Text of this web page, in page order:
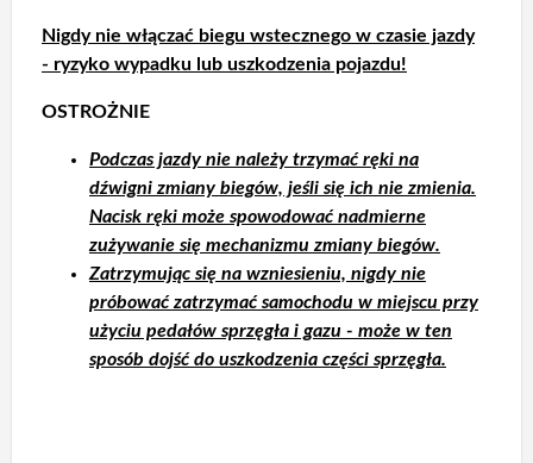
Nigdy nie włączać biegu wstecznego w czasie jazdy
- ryzyko wypadku lub uszkodzenia pojazdu!
OSTROŻNIE
Podczas jazdy nie należy trzymać ręki na
dźwigni zmiany biegów, jeśli się ich nie zmienia.
Nacisk ręki może spowodować nadmierne
zużywanie się mechanizmu zmiany biegów.
Zatrzymując się na wzniesieniu, nigdy nie
próbować zatrzymać samochodu w miejscu przy
użyciu pedałów sprzęgła i gazu - może w ten
sposób dojść do uszkodzenia części sprzęgła.